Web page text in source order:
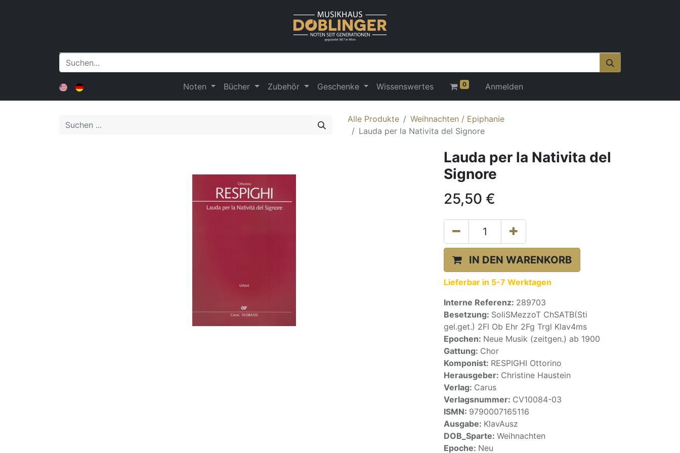
Noten Bücher Zubehör Geschenke Wissenswertes 0 Anmelden
Alle Produkte
Weihnachten / Epiphanie
Lauda per la Nativita del Signore
Lauda per la Nativita del
Signore
25,50 €
IN DEN WARENKORB
Lieferbar in 5-7 Werktagen
Interne Referenz: 289703
Besetzung: SoliSMezzoT ChSATB(Sti
gel.get.) 2Fl Ob Ehr 2Fg Trgl Klav4ms
Epochen: Neue Musik (zeitgen.) ab 1900
Gattung: Chor
Komponist: RESPIGHI Ottorino
Herausgeber: Christine Haustein
Verlag: Carus
Verlagsnummer: CV10084-03
ISMN: 9790007165116
Ausgabe: KlavAusz
DOB_Sparte: Weihnachten
Epoche: Neu